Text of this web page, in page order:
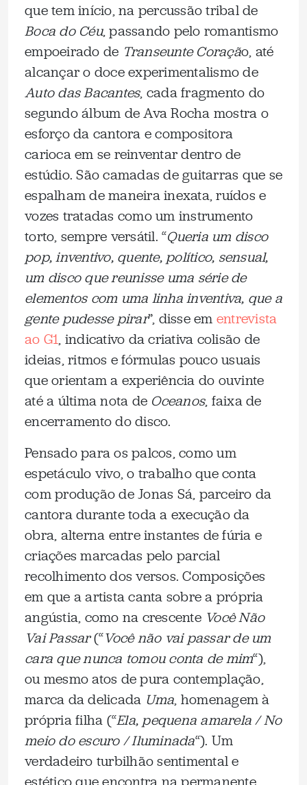
que tem início, na percussão tribal de
Boca do Céu, passando pelo romantismo
empoeirado de Transeunte Coração, até
alcançar o doce experimentalismo de
Auto das Bacantes, cada fragmento do
segundo álbum de Ava Rocha mostra o
esforço da cantora e compositora
carioca em se reinventar dentro de
estúdio. São camadas de guitarras que se
espalham de maneira inexata, ruídos e
vozes tratadas como um instrumento
torto, sempre versátil. “Queria um disco
pop, inventivo, quente, político, sensual,
um disco que reunisse uma série de
elementos com uma linha inventiva, que a
gente pudesse pirar”, disse em entrevista
ao G1, indicativo da criativa colisão de
ideias, ritmos e fórmulas pouco usuais
que orientam a experiência do ouvinte
até a última nota de Oceanos, faixa de
encerramento do disco.
Pensado para os palcos, como um
espetáculo vivo, o trabalho que conta
com produção de Jonas Sá, parceiro da
cantora durante toda a execução da
obra, alterna entre instantes de fúria e
criações marcadas pelo parcial
recolhimento dos versos. Composições
em que a artista canta sobre a própria
angústia, como na crescente Você Não
Vai Passar(“Você não vai passar de um
cara que nunca tomou conta de mim“),
ou mesmo atos de pura contemplação,
marca da delicada Uma, homenagem à
própria filha (“Ela, pequena amarela / No
meio do escuro / Iluminada“). Um
verdadeiro turbilhão sentimental e